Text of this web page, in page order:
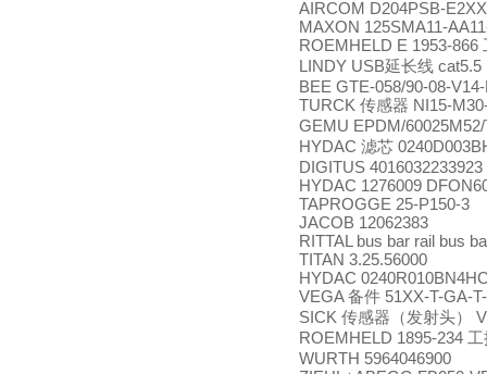
AIRCOM D204PSB-
MAXON 125SMA11-
ROEMHELD E 1953-866
LINDY USB延长线 cat5.5
BEE GTE-058/90-08-
TURCK 传感器 NI15-
GEMU EPDM/
HYDAC 滤芯
DIGITUS
HYDAC 1276009
TAPROGGE 25-P150-3
JACOB 12062383
RITTAL bus bar rail bus
TITAN 3.25.56000
HYDAC
VEGA备件 51XX-T-GA-
SICK 传感器（发射头）
ROEMHELD 1895-234
WURTH 5964046900